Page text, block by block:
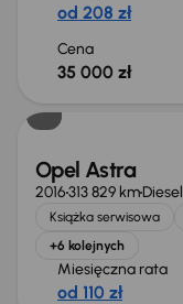
od 208 zł
Cena
35 000 zł
Taniej o 1 000 zł
Opel Astra
2016313 829 kmDiesel
Książka serwisowa
+6 kolejnych
Miesięczna rata
od 110 zł